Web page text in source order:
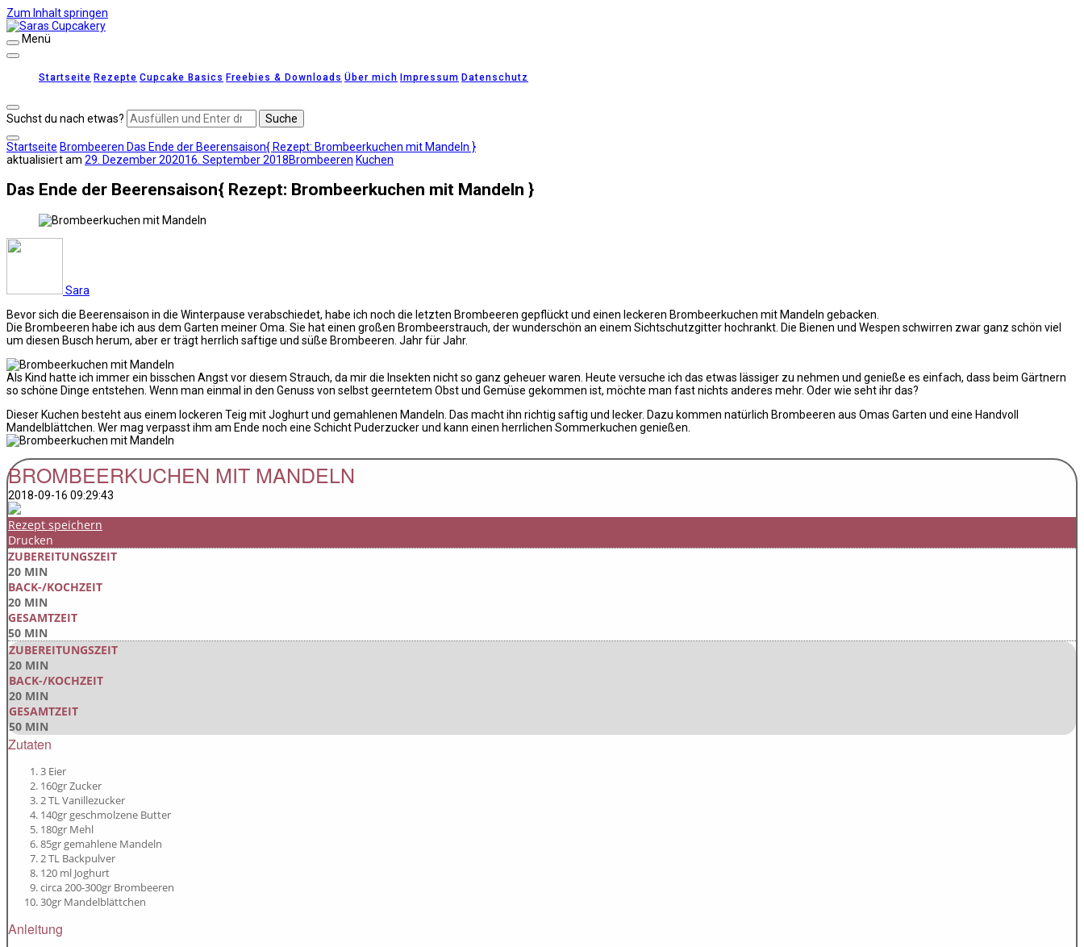
Zum Inhalt springen
Menü
Startseite Rezepte Cupcake Basics Freebies & Downloads Über mich Impressum Datenschutz
Suchst du nach etwas?
Startseite Brombeeren Das Ende der Beerensaison{ Rezept: Brombeerkuchen mit Mandeln }
aktualisiert am 29. Dezember 202016. September 2018Brombeeren Kuchen
Das Ende der Beerensaison{ Rezept: Brombeerkuchen mit Mandeln }
Sara
Bevor sich die Beerensaison in die Winterpause verabschiedet, habe ich noch die letzten Brombeeren gepflückt und einen leckeren Brombeerkuchen mit Mandeln gebacken.
Die Brombeeren habe ich aus dem Garten meiner Oma. Sie hat einen großen Brombeerstrauch, der wunderschön an einem Sichtschutzgitter hochrankt. Die Bienen und Wespen schwirren zwar ganz schön viel
um diesen Busch herum, aber er trägt herrlich saftige und süße Brombeeren. Jahr für Jahr.
Als Kind hatte ich immer ein bisschen Angst vor diesem Strauch, da mir die Insekten nicht so ganz geheuer waren. Heute versuche ich das etwas lässiger zu nehmen und genieße es einfach, dass beim Gärtnern
so schöne Dinge entstehen. Wenn man einmal in den Genuss von selbst geerntetem Obst und Gemüse gekommen ist, möchte man fast nichts anderes mehr. Oder wie seht ihr das?
Dieser Kuchen besteht aus einem lockeren Teig mit Joghurt und gemahlenen Mandeln. Das macht ihn richtig saftig und lecker. Dazu kommen natürlich Brombeeren aus Omas Garten und eine Handvoll
Mandelblättchen. Wer mag verpasst ihm am Ende noch eine Schicht Puderzucker und kann einen herrlichen Sommerkuchen genießen.
BROMBEERKUCHEN MIT MANDELN
2018-09-16 09:29:43
Rezept speichern
Drucken
ZUBEREITUNGSZEIT
20 MIN
BACK-/KOCHZEIT
20 MIN
GESAMTZEIT
50 MIN
ZUBEREITUNGSZEIT
20 MIN
BACK-/KOCHZEIT
20 MIN
GESAMTZEIT
50 MIN
Zutaten
3 Eier
160gr Zucker
2 TL Vanillezucker
140gr geschmolzene Butter
180gr Mehl
85gr gemahlene Mandeln
2 TL Backpulver
120 ml Joghurt
circa 200-300gr Brombeeren
30gr Mandelblättchen
Anleitung